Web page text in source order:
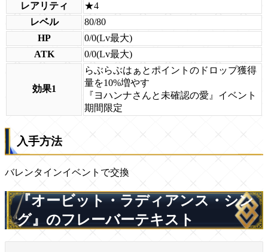
レアリティ
★4
レベル
80/80
HP
0/0(Lv最大)
ATK
0/0(Lv最大)
効果1
らぶらぶはぁとポイントのドロップ獲得
量を10%増やす
『ヨハンナさんと未確認の愛』イベント
期間限定
入手方法
バレンタインイベントで交換
『オービット・ラディアンス・シン
グ』のフレーバーテキスト